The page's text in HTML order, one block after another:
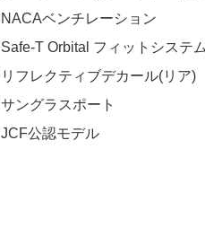
NACAベンチレーション
Safe-T Orbital フィットシステム
リフレクティブデカール(リア)
サングラスポート
JCF公認モデル